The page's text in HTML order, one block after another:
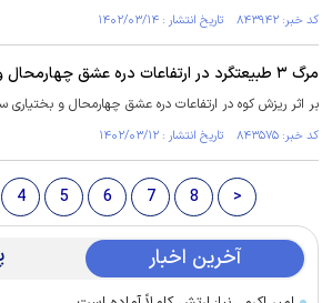
کد خبر: ۸۴۳۹۴۲ تاریخ انتشار : ۱۴۰۲/۰۳/۱۴
مرگ ۳ طبیعتگرد در ارتفاعات دره عشق چهارمحال و بختیاری
بر اثر ریزش کوه در ارتفاعات دره عشق چهارمحال و
کد خبر: ۸۴۳۵۷۵ تاریخ انتشار : ۱۴۰۲/۰۳/۱۲
4 5 6 7 8 >
آخرین اخبار